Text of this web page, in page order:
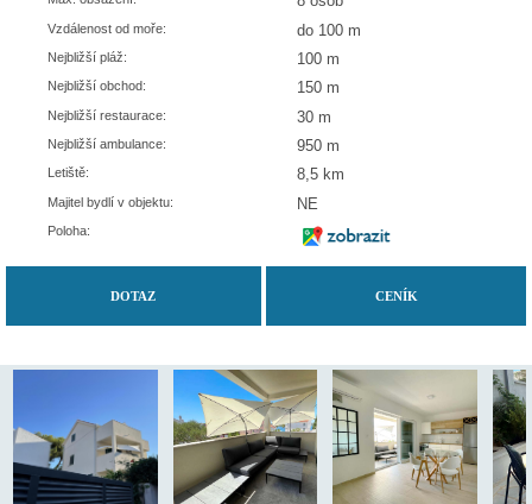
Počet apartmánu:
Max. obsazení:
Vzdálenost od moře:
Nejbližší pláž: 100 m
Nejbližší obchod: 150 m
Nejbližší restaurace: 30 m
Majitel bydlí v objektu: NE
Poloha: